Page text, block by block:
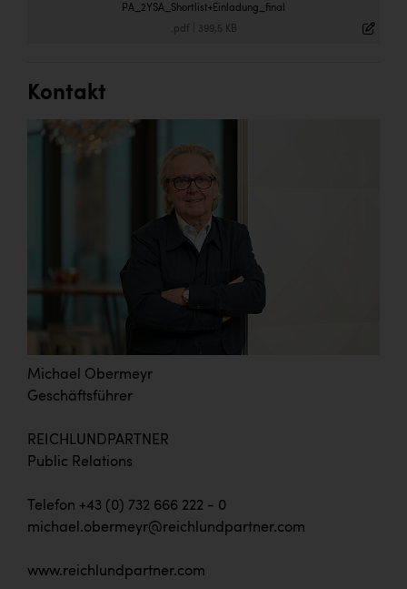
PA_2YSA_Shortlist+Einladung_final
.pdf 399,5 KB
Kontakt
Michael Obermeyr
Geschäftsführer
REICHLUNDPARTNER
Public Relations
Telefon +43 (0) 732 666 222 - 0
michael.obermeyr@reichlundpartner.com
www.reichlundpartner.com